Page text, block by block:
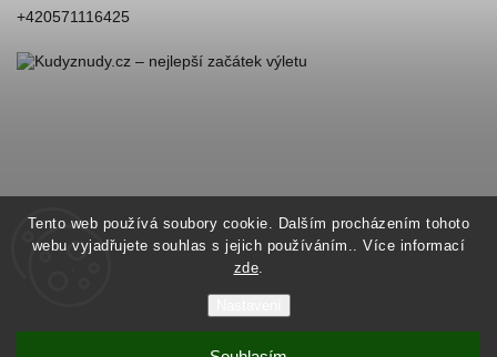
Tento web používá soubory cookie. Dalším procházením tohoto
webu vyjadřujete souhlas s jejich používáním.. Více informací
zde.
+420571116425